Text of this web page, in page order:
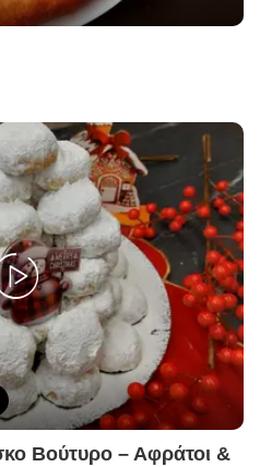
Βούτυρο – Αφράτοι &